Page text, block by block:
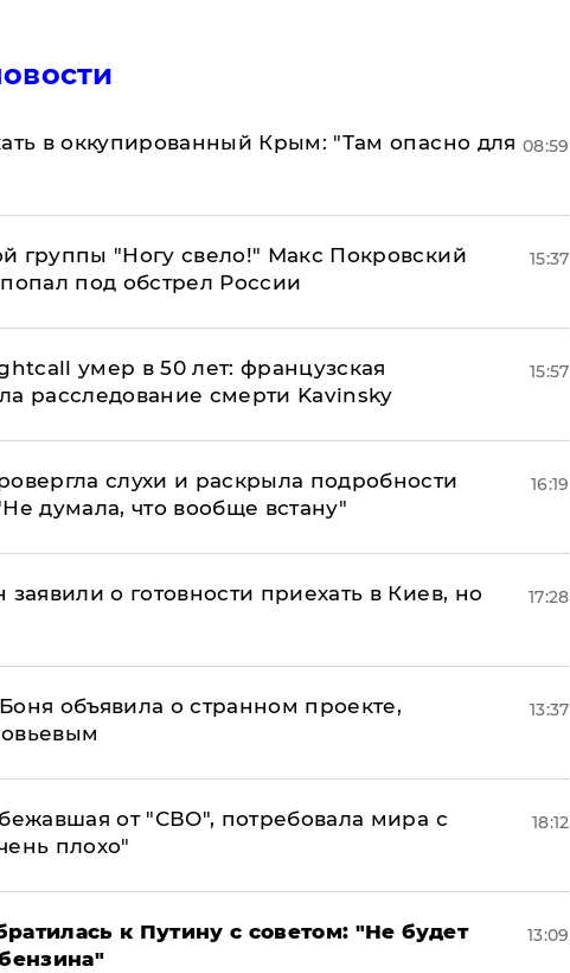
в оккупированный Крым: "Там опасно для 08:59
группы "Ногу свело!" Макс Покровский
под обстрел России
15:37
умер в 50 лет: французская
расследование смерти Kavinsky
15:57
слухи и раскрыла подробности
думала, что вообще встану"
16:19
заявили о готовности приехать в Киев, но
17:28
объявила о странном проекте,
13:37
от "СВО", потребовала мира с
плохо"
18:12
к Путину с советом: "Не будет
13:09